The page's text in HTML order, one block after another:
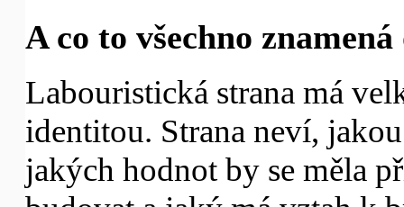
A co to všechno
Labouristická strana má
identitou. Strana neví,
jakých hodnot by se měla